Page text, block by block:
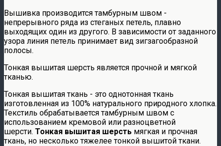
Вышивка производится тамбурным швом -
непрерывного ряда из стеганых петель, плавно
выходящих один из другoго. В зависимости от заданного
узора линия петель принимает вид зигзагообразной
полосы.
Тонкая вышитая шерсть является прочной и мягкой
тканью.
Тонкая вышитая ткань - это однотонная ткань
изготовленная из 100% натурального природного хлопка.
Текстиль обрабатывается тамбурным швом с
использованием кремовой или разноцветной
шерсти. Тонкая вышитая шерсть мягкая и прочная
ткань, но несколько тяжелее тонкой вышитой ткани.